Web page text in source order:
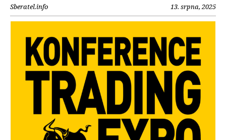
Sberatel.info 13. srpna, 2025